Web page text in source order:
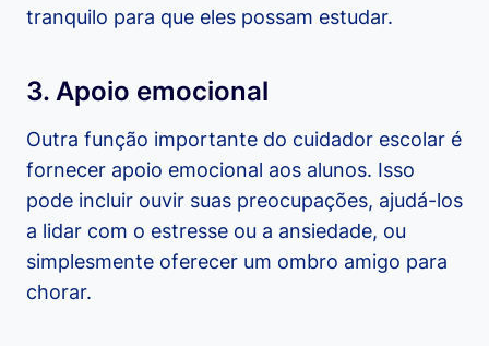
tranquilo para que eles possam estudar.
3. Apoio emocional
Outra função importante do cuidador escolar é
fornecer apoio emocional aos alunos. Isso
pode incluir ouvir suas preocupações, ajudá-los
a lidar com o estresse ou a ansiedade, ou
simplesmente oferecer um ombro amigo para
chorar.